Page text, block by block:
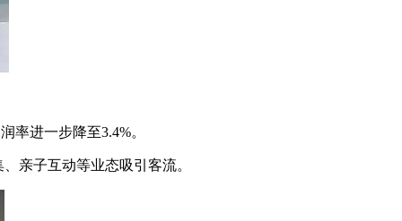
进一步降至3.4%。
亲子互动等业态吸引客流。